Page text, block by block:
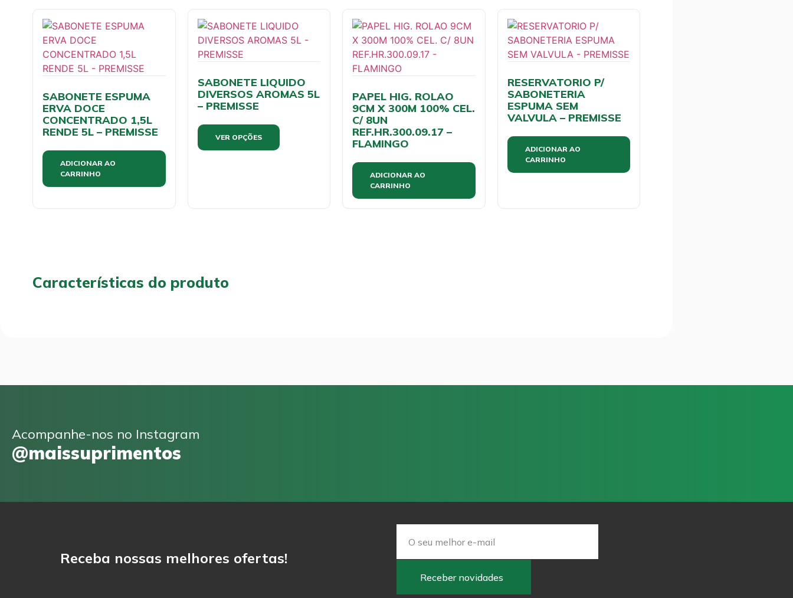
SABONETE ESPUMA
ERVA DOCE
CONCENTRADO 1,5L
RENDE 5L – PREMISSE
ADICIONAR AO
CARRINHO
SABONETE LIQUIDO
DIVERSOS AROMAS 5L
– PREMISSE
VER OPÇÕES
PAPEL HIG. ROLAO
9CM X 300M 100% CEL.
C/ 8UN
REF.HR.300.09.17 –
FLAMINGO
ADICIONAR AO
CARRINHO
RESERVATORIO P/
SABONETERIA
ESPUMA SEM
VALVULA – PREMISSE
ADICIONAR AO
CARRINHO
Características do produto
Acompanhe-nos no Instagram
@maissuprimentos
Receba nossas melhores ofertas!
Receber novidades